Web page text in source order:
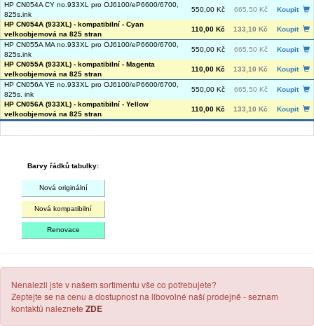
HP CN054A CY no.933XL pro OJ6100/eP6600/6700,
825s.ink
550,00 Kč 665,50 Kč
Koupit
HP CN054A (933XL) - kompatibilní - Cyan
velkoobjemová na 825 stran
110,00 Kč 133,10 Kč
Koupit
HP CN055A MA no.933XL pro OJ6100/eP6600/6700,
825s.ink
550,00 Kč 665,50 Kč
Koupit
HP CN055A (933XL) - kompatibilní - Magenta
velkoobjemová na 825 stran
110,00 Kč 133,10 Kč
Koupit
HP CN056A YE no.933XL pro OJ6100/eP6600/6700,
825s. ink
550,00 Kč 665,50 Kč
Koupit
HP CN056A (933XL) - kompatibilní - Yellow
velkoobjemová na 825 stran
110,00 Kč 133,10 Kč Koupit
Barvy řádků tabulky:
Nová originální
Nová kompatibilní
Renovace
Nenalezli jste v našem sortimentu vše co potřebujete?
Zeptejte se na cenu a dostupnost na libovolné naší prodejně - seznam
kontaktů naleznete ZDE